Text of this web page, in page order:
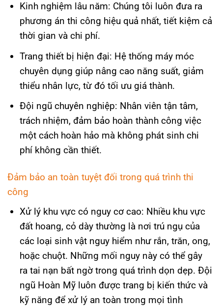
Kinh nghiệm lâu năm: Chúng tôi luôn đưa ra
phương án thi công hiệu quả nhất, tiết kiệm cả
thời gian và chi phí.
Trang thiết bị hiện đại: Hệ thống máy móc
chuyên dụng giúp nâng cao năng suất, giảm
thiểu nhân lực, từ đó tối ưu giá thành.
Đội ngũ chuyên nghiệp: Nhân viên tận tâm,
trách nhiệm, đảm bảo hoàn thành công việc
một cách hoàn hảo mà không phát sinh chi
phí không cần thiết.
Đảm bảo an toàn tuyệt đối trong quá trình thi
công
Xử lý khu vực có nguy cơ cao: Nhiều khu vực
đất hoang, cỏ dày thường là nơi trú ngụ của
các loại sinh vật nguy hiểm như rắn, trăn, ong,
hoặc chuột. Những mối nguy này có thể gây
ra tai nạn bất ngờ trong quá trình dọn dẹp. Đội
ngũ Hoàn Mỹ luôn được trang bị kiến thức và
kỹ năng để xử lý an toàn trong mọi tình